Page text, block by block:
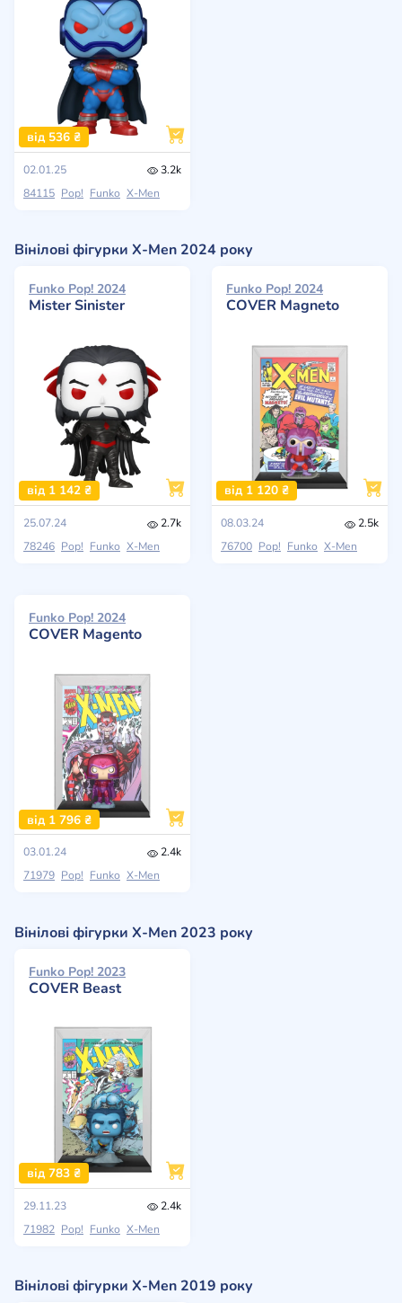
від 536 ₴
02.01.25
3.2k
84115 Pop! Funko X-Men
Вінілові фігурки X-Men 2024 року
Funko Pop! 2024
Mister Sinister
від 1 142 ₴
25.07.24
2.7k
78246 Pop! Funko X-Men
Funko Pop! 2024
COVER Magneto
від 1 120 ₴
08.03.24
2.5k
76700 Pop! Funko X-Men
Funko Pop! 2024
COVER Magento
від 1 796 ₴
03.01.24
2.4k
71979 Pop! Funko X-Men
Вінілові фігурки X-Men 2023 року
Funko Pop! 2023
COVER Beast
від 783 ₴
29.11.23
2.4k
71982 Pop! Funko X-Men
Вінілові фігурки X-Men 2019 року